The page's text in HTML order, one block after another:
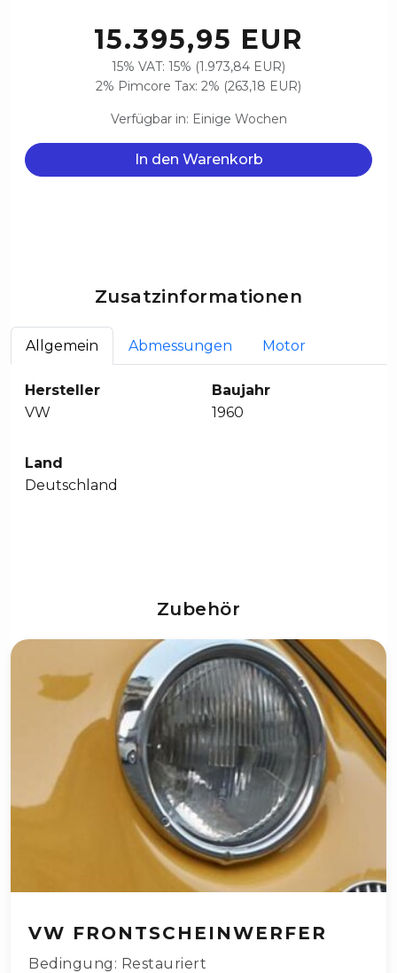
15.395,95 EUR
15% VAT: 15% (1.973,84 EUR)
2% Pimcore Tax: 2% (263,18 EUR)
Verfügbar in: Einige Wochen
In den Warenkorb
Zusatzinformationen
Allgemein Abmessungen Motor
Hersteller
VW
Baujahr
1960
Land
Deutschland
Zubehör
VW FRONTSCHEINWERFER
Bedingung: Restauriert